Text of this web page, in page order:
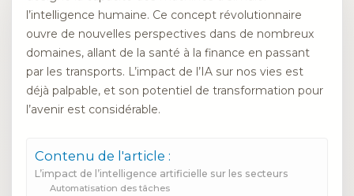
l’intelligence humaine. Ce concept révolutionnaire
ouvre de nouvelles perspectives dans de nombreux
domaines, allant de la santé à la finance en passant
par les transports. L’impact de l’IA sur nos vies est
déjà palpable, et son potentiel de transformation pour
l’avenir est considérable.
Contenu de l'article :
L’impact de l’intelligence artificielle sur les secteurs
Automatisation des tâches